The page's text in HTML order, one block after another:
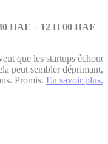
HAE – 12 H 00 HAE
que les startups
peut sembler déprimant,
Promis. En savoir plus.